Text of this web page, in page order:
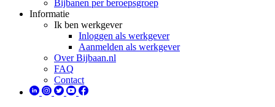
Bijbanen per beroepsgroep
Informatie
Ik ben werkgever
Inloggen als werkgever
Aanmelden als werkgever
Over Bijbaan.nl
FAQ
Contact